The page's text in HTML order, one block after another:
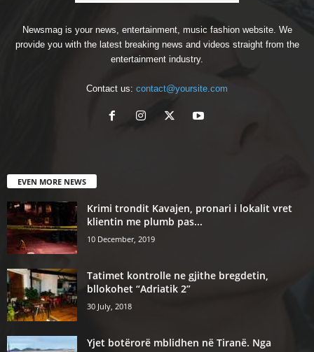
Newsmag is your news, entertainment, music fashion website. We
provide you with the latest breaking news and videos straight from the
entertainment industry.
Contact us: contact@yoursite.com
EVEN MORE NEWS
Krimi trondit Kavajen, pronari i lokalit vret
klientin me plumb pas...
10 December, 2019
Tatimet kontrolle ne gjithe bregdetin,
bllokohet “Adriatik 2”
30 July, 2018
Yjet botërorë mblidhen në Tiranë. Nga